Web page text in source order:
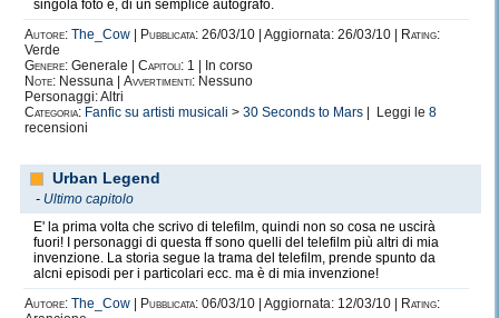
singola foto e, di un semplice autografo.
Autore: The_Cow Pubblicata: 26/03/10 | Aggiornata: 26/03/10 |
Rating:
Verde
Genere: Generale | Capitoli: 1 | In corso
Note: Nessuna | Avvertimenti: Nessuno
Personaggi: Altri
Categoria: Fanfic su artisti musicali > 30 Seconds to Mars | Leggi le 8
recensioni
Urban Legend
- Ultimo capitolo
E' la prima volta che scrivo di telefilm, quindi non so cosa ne uscirà
fuori! I personaggi di questa ff sono quelli del telefilm più altri di mia
invenzione. La storia segue la trama del telefilm, prende spunto da
alcni episodi per i particolari ecc. ma è di mia invenzione!
Autore: The_Cow Pubblicata: 06/03/10 | Aggiornata: 12/03/10 |
Rating: